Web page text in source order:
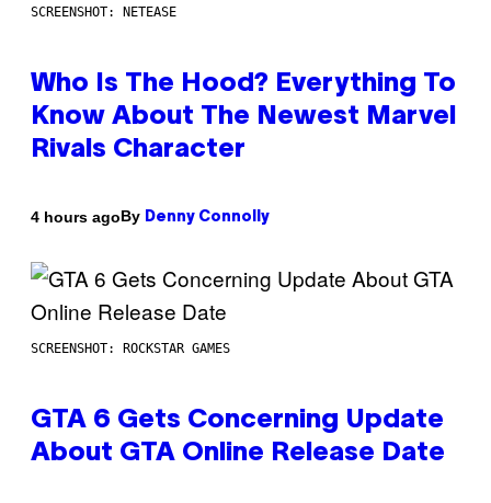
SCREENSHOT: NETEASE
Who Is The Hood? Everything To
Know About The Newest Marvel
Rivals Character
4 hours agoBy Denny Connolly
SCREENSHOT: ROCKSTAR GAMES
GTA 6 Gets Concerning Update
About GTA Online Release Date